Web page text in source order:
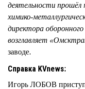
деятельности
химико-
директора
возглавляет
заводе.
Справка KVnews:
Игорь ЛОБОВ